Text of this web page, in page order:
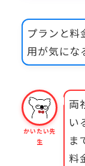
プランと料
用が気にな
かいたい先
生
両
い
ま
料